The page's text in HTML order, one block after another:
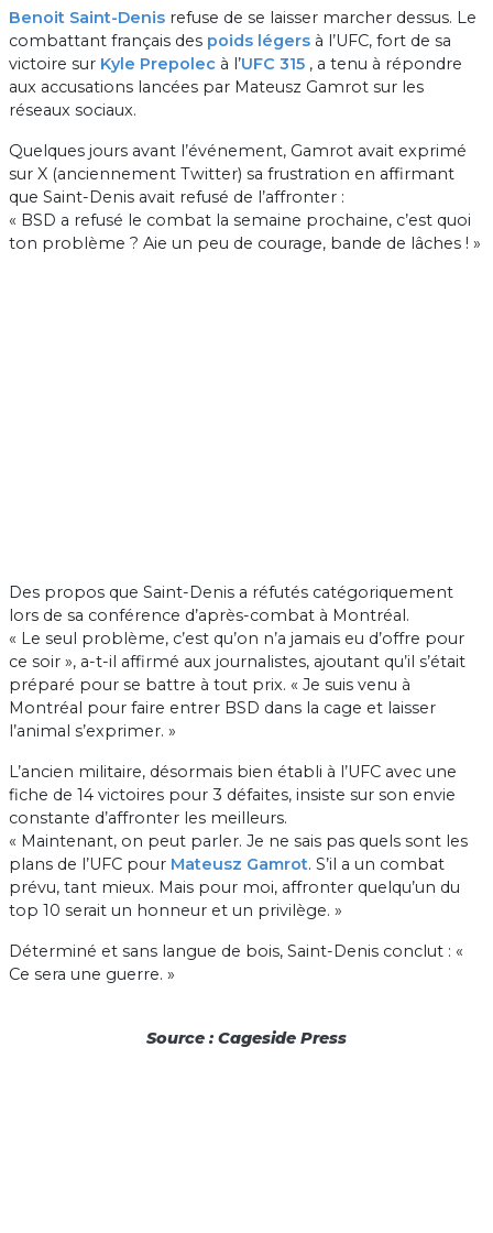
Benoit Saint-Denis refuse de se laisser marcher dessus. Le
combattant français des poids légers à l’UFC, fort de sa
victoire sur Kyle Prepolec à l’UFC 315 , a tenu à répondre
aux accusations lancées par Mateusz Gamrot sur les
réseaux sociaux.
Quelques jours avant l’événement, Gamrot avait exprimé
sur X (anciennement Twitter) sa frustration en affirmant
que Saint-Denis avait refusé de l’affronter :
« BSD a refusé le combat la semaine prochaine, c’est quoi
ton problème ? Aie un peu de courage, bande de lâches ! »
Des propos que Saint-Denis a réfutés catégoriquement
lors de sa conférence d’après-combat à Montréal.
« Le seul problème, c’est qu’on n’a jamais eu d’offre pour
ce soir », a-t-il affirmé aux journalistes, ajoutant qu’il s’était
préparé pour se battre à tout prix. « Je suis venu à
Montréal pour faire entrer BSD dans la cage et laisser
l’animal s’exprimer. »
L’ancien militaire, désormais bien établi à l’UFC avec une
fiche de 14 victoires pour 3 défaites, insiste sur son envie
constante d’affronter les meilleurs.
« Maintenant, on peut parler. Je ne sais pas quels sont les
plans de l’UFC pour Mateusz Gamrot. S’il a un combat
prévu, tant mieux. Mais pour moi, affronter quelqu’un du
top 10 serait un honneur et un privilège. »
Déterminé et sans langue de bois, Saint-Denis conclut : «
Ce sera une guerre. »
Source : Cageside Press